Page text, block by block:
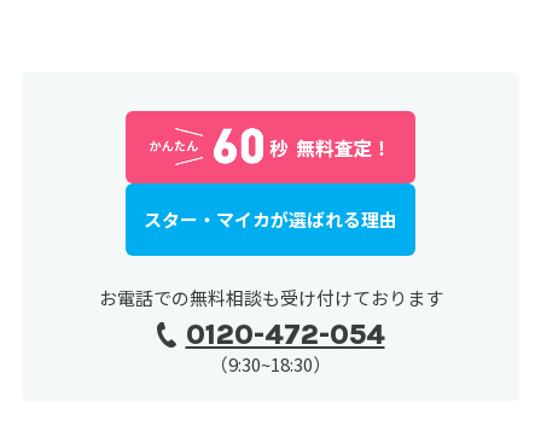
スター・マイカが選ばれる理由
お電話での無料相談も受け付けております
0120-472-054
（9:30~18:30）